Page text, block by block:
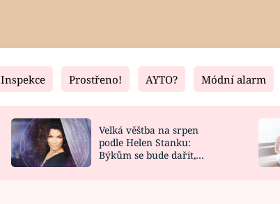
Fresh
NOVINKY
VIDEORECEPTY
Living
DESIGN
Inspekce Prostřeno! AYTO? Módní alarm
Velká věštba na srpen
podle Helen Stanku:
Býkům se bude dařit,